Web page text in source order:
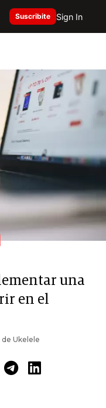
Suscribite Sign In
una
en el
Ukelele